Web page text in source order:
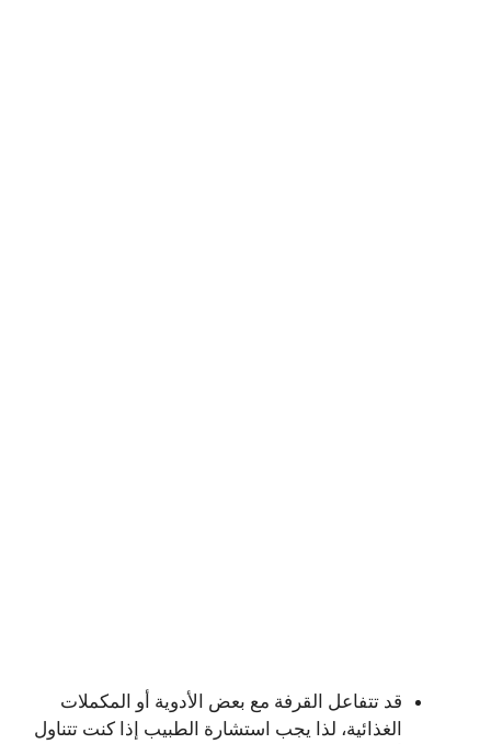
قد تتفاعل القرفة مع بعض الأدوية أو المكملات
الغذائية، لذا يجب استشارة الطبيب إذا كنت تتناول